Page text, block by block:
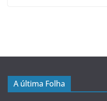
A última Folha